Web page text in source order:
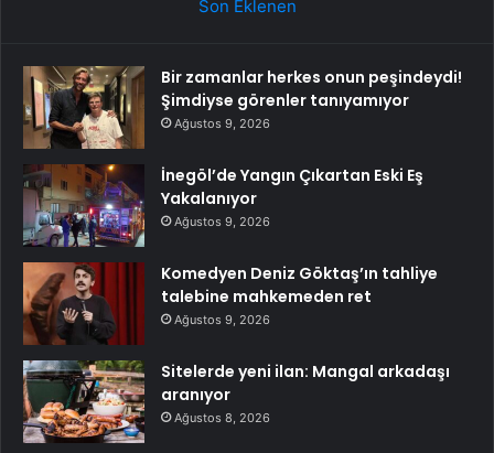
Son Eklenen
Bir zamanlar herkes onun peşindeydi!
Şimdiyse görenler tanıyamıyor
Ağustos 9, 2026
İnegöl’de Yangın Çıkartan Eski Eş
Yakalanıyor
Ağustos 9, 2026
Komedyen Deniz Göktaş’ın tahliye
talebine mahkemeden ret
Ağustos 9, 2026
Sitelerde yeni ilan: Mangal arkadaşı
aranıyor
Ağustos 8, 2026